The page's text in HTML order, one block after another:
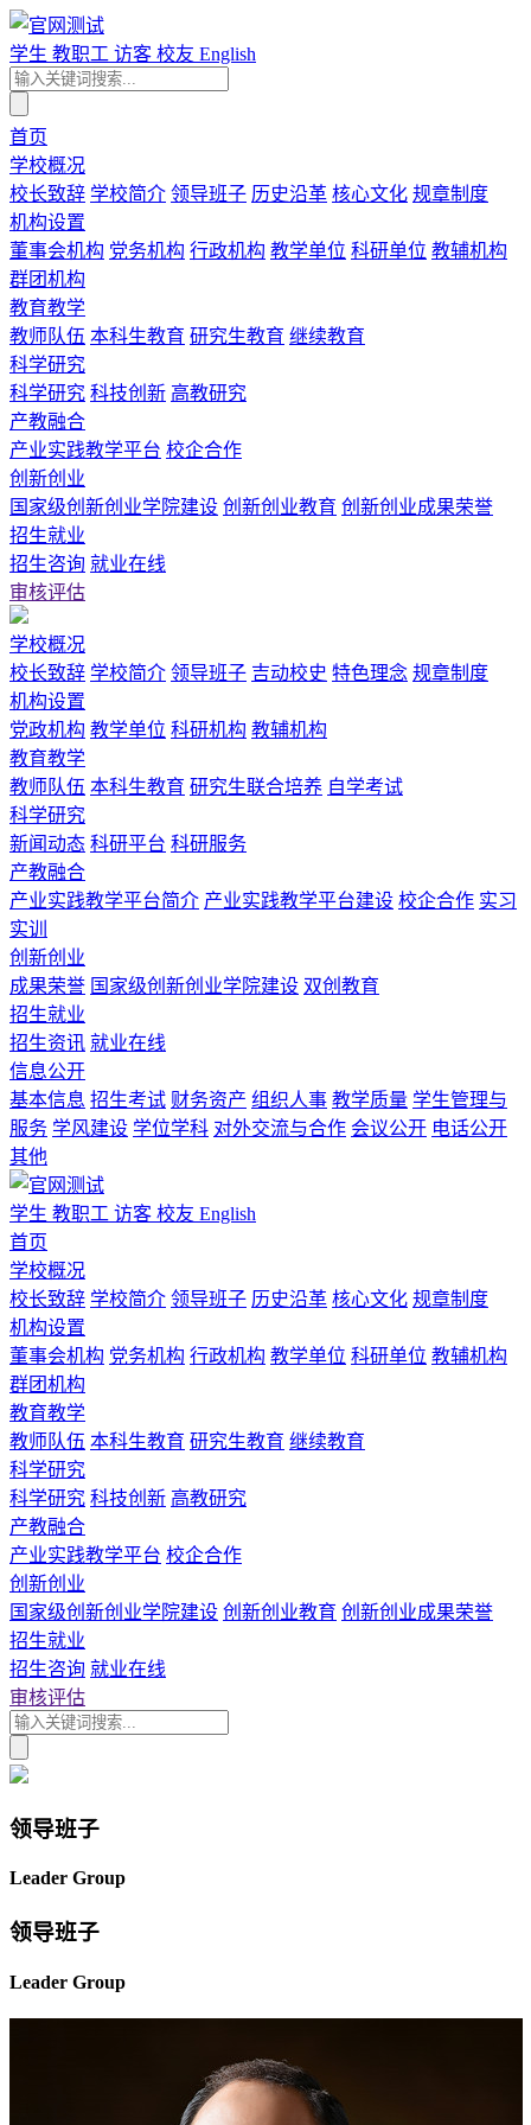
学生 教职工 访客 校友 English
首页
学校概况
校长致辞 学校简介 领导班子 历史沿革 核心文化 规章制度
机构设置
董事会机构 党务机构 行政机构 教学单位 科研单位 教辅机构
群团机构
教育教学
教师队伍 本科生教育 研究生教育 继续教育
科学研究
科学研究 科技创新 高教研究
产教融合
产业实践教学平台 校企合作
创新创业
国家级创新创业学院建设 创新创业教育 创新创业成果荣誉
招生就业
招生咨询 就业在线
审核评估
学校概况
校长致辞 学校简介 领导班子 吉动校史 特色理念 规章制度
机构设置
党政机构 教学单位 科研机构 教辅机构
教育教学
教师队伍 本科生教育 研究生联合培养 自学考试
科学研究
新闻动态 科研平台 科研服务
产教融合
产业实践教学平台简介 产业实践教学平台建设 校企合作 实习
实训
创新创业
成果荣誉 国家级创新创业学院建设 双创教育
招生就业
招生资讯 就业在线
信息公开
基本信息 招生考试 财务资产 组织人事 教学质量 学生管理与
服务 学风建设 学位学科 对外交流与合作 会议公开 电话公开
其他
学生 教职工 访客 校友 English
首页
学校概况
校长致辞 学校简介 领导班子 历史沿革 核心文化 规章制度
机构设置
董事会机构 党务机构 行政机构 教学单位 科研单位 教辅机构
群团机构
教育教学
教师队伍 本科生教育 研究生教育 继续教育
科学研究
科学研究 科技创新 高教研究
产教融合
产业实践教学平台 校企合作
创新创业
国家级创新创业学院建设 创新创业教育 创新创业成果荣誉
招生就业
招生咨询 就业在线
审核评估
领导班子
Leader Group
领导班子
Leader Group